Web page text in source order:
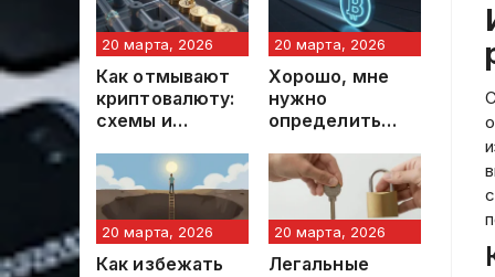
Инвестиции
20 марта, 2026
Как отмывают
криптовалюту:
схемы и
20 марта, 2026
Хорошо, мне
нужно
определить
статьи,
который
пользователь
предоставил.
Сначала я
20 марта, 2026
Как избежать
20 марта, 2026
Легальные